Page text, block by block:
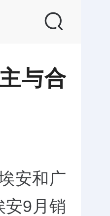
与合
安和广
安9月销